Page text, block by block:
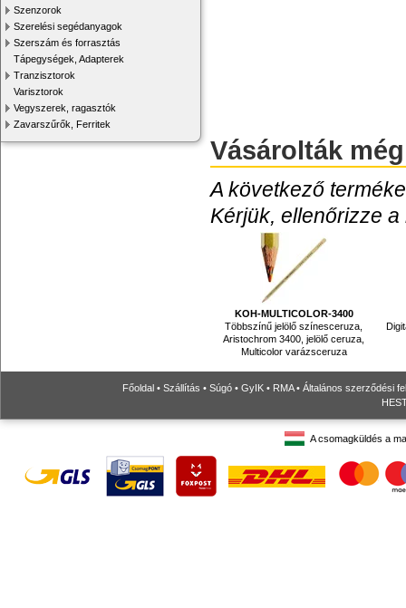
Szenzorok
Szerelési segédanyagok
Szerszám és forrasztás
Tápegységek, Adapterek
Tranzisztorok
Varisztorok
Vegyszerek, ragasztók
Zavarszűrők, Ferritek
Vásárolták még
A következő
Kérjük, ellenőrizze
KOH-MULTICOLOR-3400
Többszínű jelölő színesceruza,
Aristochrom 3400, jelölő ceruza,
Multicolor varázsceruza
Főoldal • Szállítás • Súgó • GyIK • RMA• Általános szerződési
A csomagküldés a